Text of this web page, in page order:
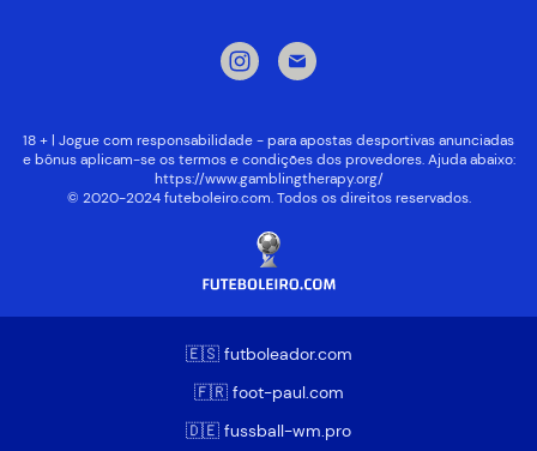
18 + | Jogue com responsabilidade - para apostas desportivas anunciadas
e bônus aplicam-se os termos e condições dos provedores. Ajuda abaixo:
https://www.gamblingtherapy.org/
© 2020-2024 futeboleiro.com. Todos os direitos reservados.
🇪🇸 futboleador.com
🇫🇷 foot-paul.com
🇩🇪 fussball-wm.pro